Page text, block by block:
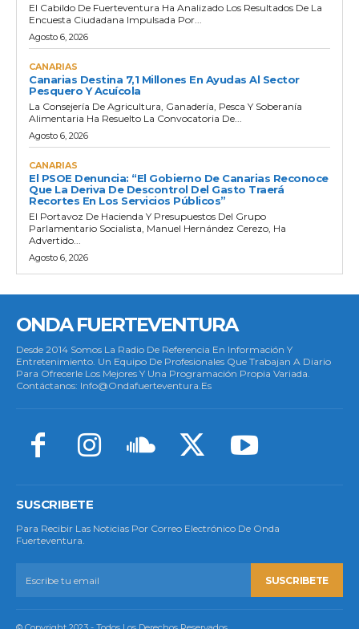
El Cabildo De Fuerteventura Ha Analizado Los Resultados De La
Encuesta Ciudadana Impulsada Por...
Agosto 6, 2026
CANARIAS
Canarias Destina 7,1 Millones En Ayudas Al Sector
Pesquero Y Acuícola
La Consejería De Agricultura, Ganadería, Pesca Y Soberanía
Alimentaria Ha Resuelto La Convocatoria De...
Agosto 6, 2026
CANARIAS
El PSOE Denuncia: “El Gobierno De Canarias Reconoce
Que La Deriva De Descontrol Del Gasto Traerá
Recortes En Los Servicios Públicos”
El Portavoz De Hacienda Y Presupuestos Del Grupo
Parlamentario Socialista, Manuel Hernández Cerezo, Ha
Advertido...
Agosto 6, 2026
ONDA FUERTEVENTURA
Desde 2014 Somos La Radio De Referencia En Información Y
Entretenimiento. Un Equipo De Profesionales Que Trabajan A Diario
Para Ofrecerle Los Mejores Y Una Programación Propia Variada.
Contáctanos: Info@ondafuerteventura.es
SUSCRIBETE
Para Recibir Las Noticias Por Correo Electrónico De Onda
Fuerteventura.
SUSCRIBETE